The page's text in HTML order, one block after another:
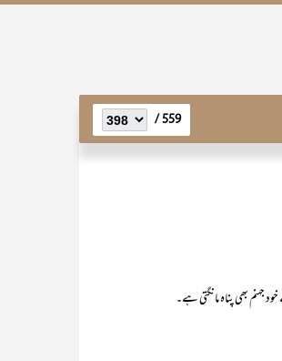
559 /
جہنم بھی پناہ مانگتی ہے۔